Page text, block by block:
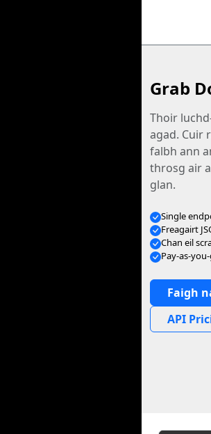
Grab
Thoir
agad. Cuir
falbh ann
throsg air
glan.
Single
Freagairt
Chan eil
Pay-as-
Faigh
API